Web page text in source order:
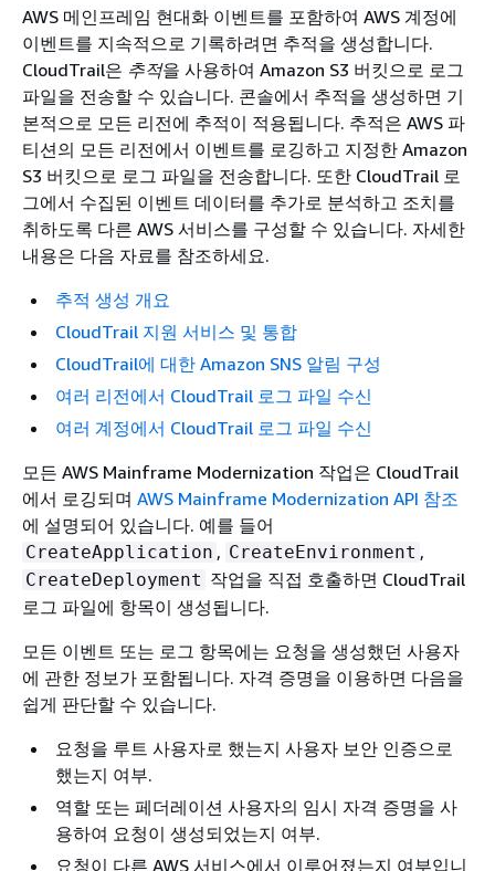
AWS 메인프레임 현대화 이벤트를 포함하여 AWS 계정에
이벤트를 지속적으로 기록하려면 추적을 생성합니다.
CloudTrail은 추적을 사용하여 Amazon S3 버킷으로 로그
파일을 전송할 수 있습니다. 콘솔에서 추적을 생성하면 기
본적으로 모든 리전에 추적이 적용됩니다. 추적은 AWS 파
티션의 모든 리전에서 이벤트를 로깅하고 지정한 Amazon
S3 버킷으로 로그 파일을 전송합니다. 또한 CloudTrail 로
그에서 수집된 이벤트 데이터를 추가로 분석하고 조치를
취하도록 다른 AWS 서비스를 구성할 수 있습니다. 자세한
내용은 다음 자료를 참조하세요.
추적 생성 개요
CloudTrail 지원 서비스 및 통합
CloudTrail에 대한 Amazon SNS 알림 구성
여러 리전에서 CloudTrail 로그 파일 수신
여러 계정에서 CloudTrail 로그 파일 수신
모든 AWS Mainframe Modernization 작업은 CloudTrail
에서 로깅되며 AWS Mainframe Modernization API 참조
에 설명되어 있습니다. 예를 들어
CreateApplication , CreateEnvironment ,
CreateDeployment 작업을 직접 호출하면 CloudTrail
로그 파일에 항목이 생성됩니다.
모든 이벤트 또는 로그 항목에는 요청을 생성했던 사용자
에 관한 정보가 포함됩니다. 자격 증명을 이용하면 다음을
쉽게 판단할 수 있습니다.
요청을 루트 사용자로 했는지 사용자 보안 인증으로
했는지 여부.
역할 또는 페더레이션 사용자의 임시 자격 증명을 사
용하여 요청이 생성되었는지 여부.
요청이 다른 AWS 서비스에서 이루어졌는지 여부입니